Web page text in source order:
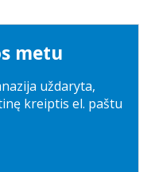
metu
uždaryta,
kreiptis el. paštu